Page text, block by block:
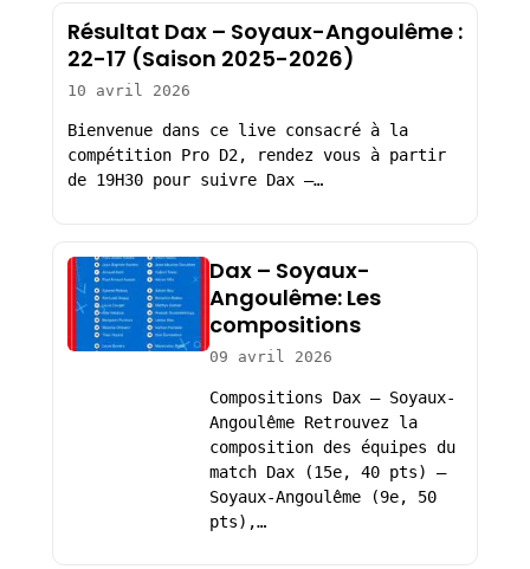
Résultat Dax – Soyaux-Angoulême :
22-17 (Saison 2025-2026)
10 avril 2026
Bienvenue dans ce live consacré à la
compétition Pro D2, rendez vous à partir
de 19H30 pour suivre Dax –…
Dax – Soyaux-
Angoulême: Les
compositions
09 avril 2026
Compositions Dax – Soyaux-
Angoulême Retrouvez la
composition des équipes du
match Dax (15e, 40 pts) –
Soyaux-Angoulême (9e, 50
pts),…